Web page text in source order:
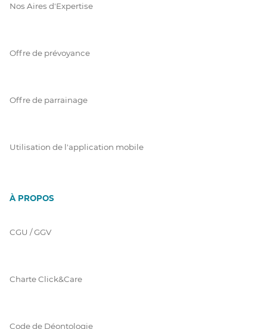
Nos Aires d'Expertise
Offre de prévoyance
Offre de parrainage
Utilisation de l'application mobile
À PROPOS
CGU / GGV
Charte Click&Care
Code de Déontologie